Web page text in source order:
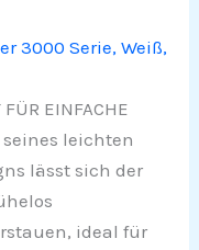
3000 Serie, Weiß,
EINFACHE
seines leichten
lässt sich der
ideal für